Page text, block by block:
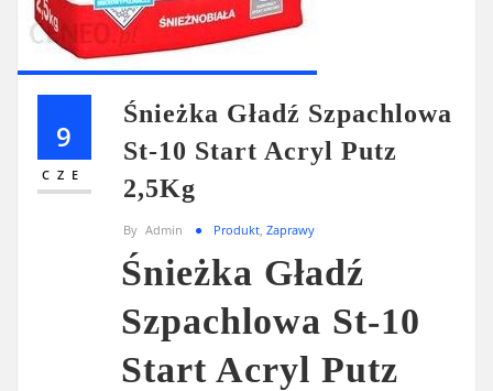
9
CZE
Śnieżka Gładź Szpachlowa
St-10 Start Acryl Putz
2,5Kg
By Admin Produkt Zaprawy
Śnieżka Gładź
Szpachlowa St-10
Start Acryl Putz